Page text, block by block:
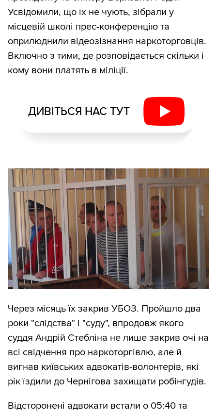
Усвідомили, що їх не чують, зібрали у
місцевій школі прес-конференцію та
оприлюднили відеозізнання наркоторговців.
Включно з тими, де розповідається скільки і
кому вони платять в міліції.
ДИВІТЬСЯ НАС ТУТ
Через місяць їх закрив УБОЗ. Пройшло два
роки "слідства" і "суду", впродовж якого
суддя Андрій Стебліна не лише закрив очі на
всі свідчення про наркоторгівлю, але й
вигнав київських адвокатів-волонтерів, які
рік їздили до Чернігова захищати робінгудів.
Відсторонені адвокати встали о 05:40 та